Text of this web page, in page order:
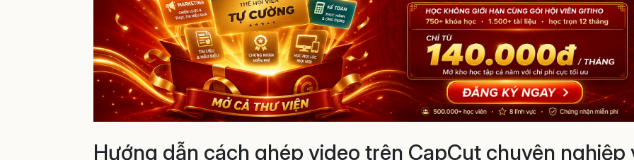
Hướng dẫn cách ghép video trên CapCut chuyên nghiệp